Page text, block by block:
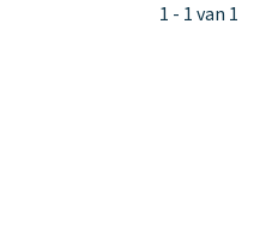
1 - 1 van 1